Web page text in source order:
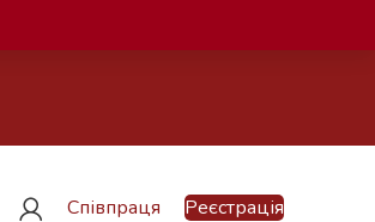
Співпраця Реєстрація